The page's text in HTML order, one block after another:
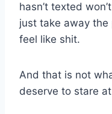
hasn’t texted
just take away the
feel like shit.
And that is not
deserve to stare